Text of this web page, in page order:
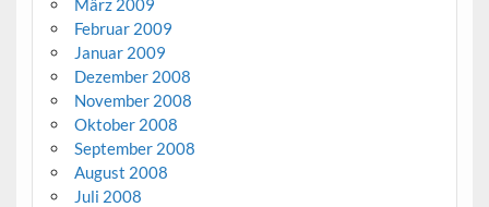
Februar 2009
Januar 2009
Dezember 2008
November 2008
Oktober 2008
September 2008
August 2008
Juli 2008